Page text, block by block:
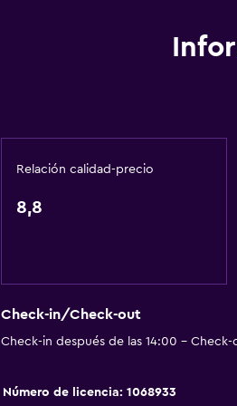
Pesca
Paseos a caballo
Relación calidad-precio
8,8
Check-in/Check-out
Check-in después de las 14:00 - Check-
Número de licencia: 1068933